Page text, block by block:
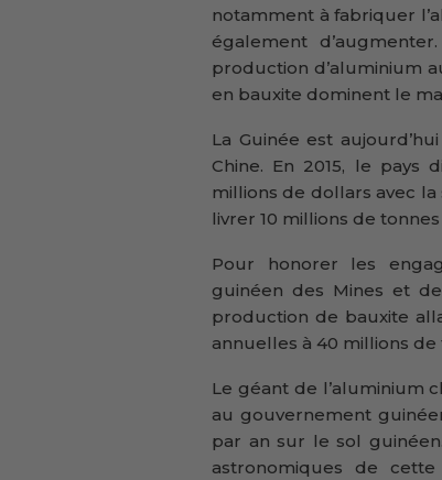
notamment à fabriquer
également
production d’aluminium
en bauxite dominent le
La Guinée est
Chine. En 2015, le
millions de dollars avec
livrer 10 millions de
Pour honorer les
guinéen des Mines et
production de bauxite
annuelles à 40 millions de
Le géant de l’aluminium
au gouvernement
par an sur le sol
astronomiques de